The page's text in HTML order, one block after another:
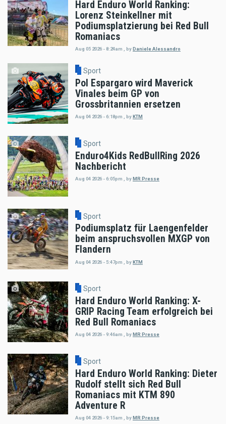
Hard Enduro World Ranking:
Lorenz Steinkellner mit
Podiumsplatzierung bei Red Bull
Romaniacs
Aug 05 2026 - 8:24am , by Daniele Alessandro
Sport
Pol Espargaro wird Maverick
Vinales beim GP von
Grossbritannien ersetzen
Aug 04 2026 - 6:18pm byKTM
Sport
Enduro4Kids RedBullRing 2026
Nachbericht
Aug 04 2026 - 6:05pm byMR Presse
Sport
Podiumsplatz für Laengenfelder
beim anspruchsvollen MXGP von
Flandern
Aug 04 2026 - 5:47pm byKTM
Sport
Hard Enduro World Ranking: X-
GRIP Racing Team erfolgreich bei
Red Bull Romaniacs
Aug 04 2026 - 9:46am , by MR Presse
Sport
Hard Enduro World Ranking: Dieter
Rudolf stellt sich Red Bull
Romaniacs mit KTM 890
Adventure R
Aug 04 2026 - 9:15am byMR Presse